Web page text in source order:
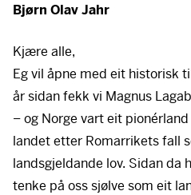
Bjørn Olav Jahr
Kjære alle,
Eg vil åpne med eit historisk
år sidan fekk vi Magnus
– og Norge vart eit
landet etter Romarrikets fall
landsgjeldande lov. Sidan da
tenke på oss sjølve som eit